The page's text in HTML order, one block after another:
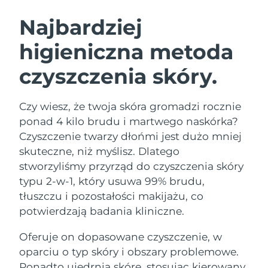
Najbardziej
higieniczna metoda
czyszczenia skóry.
Czy wiesz, że twoja skóra gromadzi rocznie
ponad 4 kilo brudu i martwego naskórka?
Czyszczenie twarzy dłońmi jest dużo mniej
skuteczne, niż myślisz. Dlatego
stworzyliśmy przyrząd do czyszczenia skóry
typu 2-w-1, który usuwa 99% brudu,
tłuszczu i pozostałości makijażu, co
potwierdzają badania kliniczne.
Oferuje on dopasowane czyszczenie, w
oparciu o typ skóry i obszary problemowe.
URODY
Oczyszczanie twarzy
LUNA™ 4 zestaw
Anti-aging massage
LUNA™ 4 Plus
Massage, LED heating
For men, anti-aging massage
Lifting twarzy
BEAR™ 2 zestaw
Microcurrent toning
BEAR™ 2 go
Microcurrent toning on-the-go
Microcurrent line smoothing device
Nawilżenie
UFO™ 3 zestaw
Deep facial hydration
UFO™ 3 LED
Near-infrared and red light therapy
device
Pielęgnacja jamy
ustnej
issa™ 4
Hybrid silicone sonic toothbrush
issa™ 4 plus
Smart hybrid silicone sonic toothbrush
FAQ™ ZABIEG ANTI-AGING
Anti-aging Zabiegi LED
Australia
Oczekiwany czas dostawy
13/8/26
Austria
Oczekiwany czas dostawy
Bahrajn
Oczekiwany czas dostawy
11/8/26
Belgia
Oczekiwany czas dostawy
10/8/26
Bermudy
Oczekiwany czas dostawy
Hercegowina
13/8/26
Oczekiwany czas dostawy